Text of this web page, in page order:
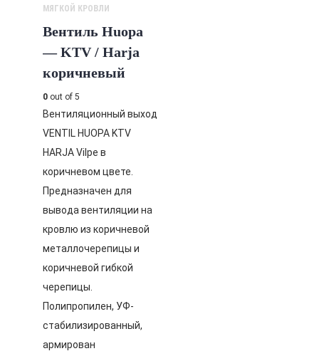
МЯГКОЙ КРОВЛИ
Вентиль Huopa
— KTV / Harja
коричневый
0 out of 5
Вентиляционный выход
VENTIL HUOPA KTV
HARJA Vilpe в
коричневом цвете.
Предназначен для
вывода вентиляции на
кровлю из коричневой
металлочерепицы и
коричневой гибкой
черепицы.
Полипропилен, УФ-
стабилизированный,
армирован